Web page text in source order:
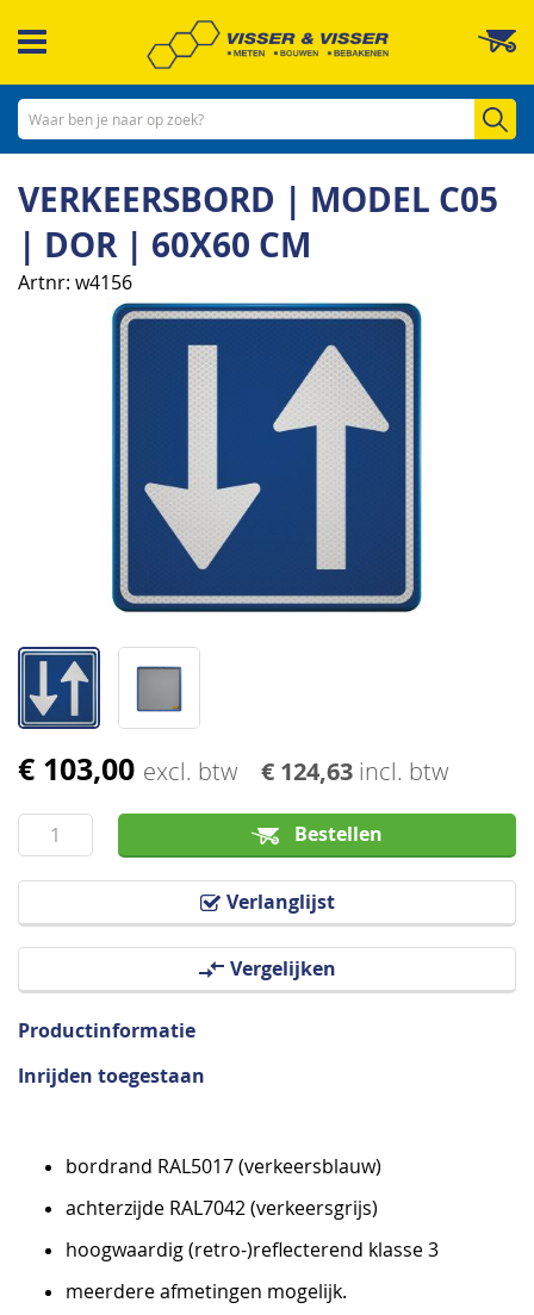
naar
inhoud
VERKEERSBORD | MODEL C05
| DOR | 60X60 CM
Artnr w4156
€ 103,00 excl. btw € 124,63 incl. btw
Bestellen
Verlanglijst
Vergelijken
afbeeldingen-
Ga
het
begin
van
Productinformatie
Inrijden toegestaan
bordrand RAL5017 (verkeersblauw)
achterzijde RAL7042 (verkeersgrijs)
hoogwaardig (retro-)reflecterend klasse 3
meerdere afmetingen mogelijk.